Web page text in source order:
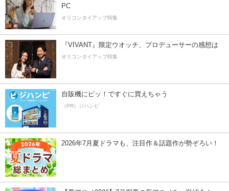
PC
オリコンタイアップ特集
『VIVANT』限定ウオッチ、プロデューサーの感想は
オリコンタイアップ特集
自販機にピッ！ですぐに買えちゃう
（PR）ジハンピ
2026年7月夏ドラマも、注目作＆話題作が勢ぞろい！